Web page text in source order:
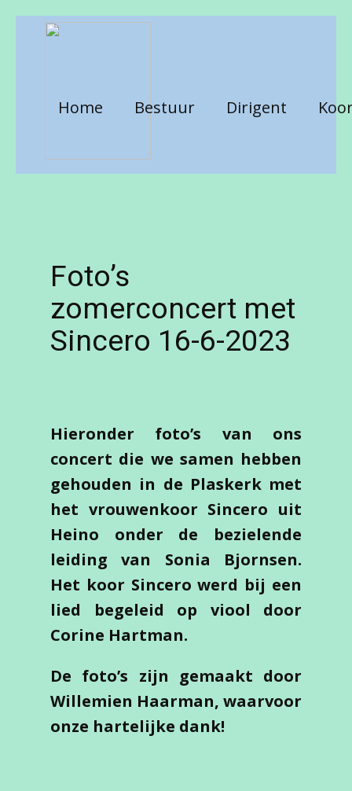
Home Bestuur Dirigent
Foto’s
zomerconcert met
Sincero 16-6-2023
Hieronder foto’s van ons
concert die we samen hebben
gehouden in de Plaskerk met
het vrouwenkoor Sincero uit
Heino onder de bezielende
leiding van Sonia Bjornsen.
Het koor Sincero werd bij een
lied begeleid op viool door
Corine Hartman.
De foto’s zijn gemaakt door
Willemien Haarman, waarvoor
onze hartelijke dank!